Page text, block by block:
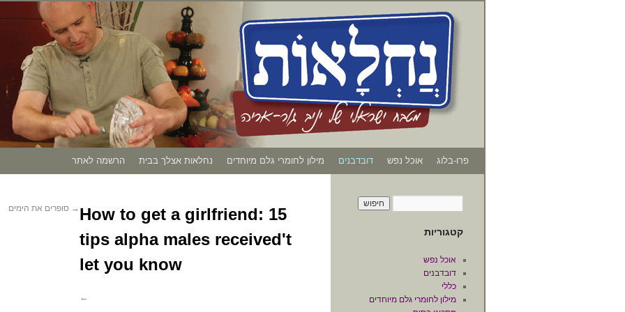
פרו-בלוג אוכל נפש דובדבנים מילון לחומרי גלם מיוחדים נחלאות אצלך בבית הרשמה לאתר
→ סופרים את הימים
How to get a girlfriend: 15
tips alpha males received't
let you know
←
קטגוריות
אוכל נפש
דובדבנים
כללי
מילון לחומרי גלם מיוחדים